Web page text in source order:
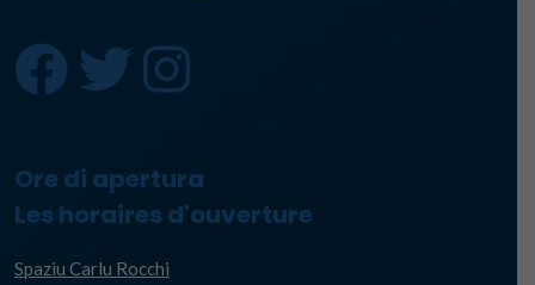
Ore di apertura
Les horaires d'ouverture
Spaziu Carlu Rocchi